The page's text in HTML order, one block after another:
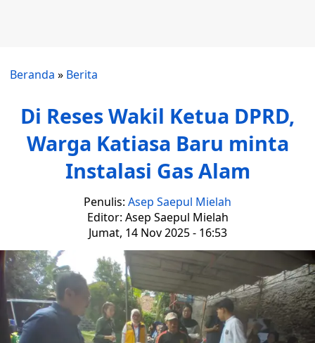
Beranda » Berita
Di Reses Wakil Ketua DPRD,
Warga Katiasa Baru minta
Instalasi Gas Alam
Penulis: Asep Saepul Mielah
Editor: Asep Saepul Mielah
Jumat, 14 Nov 2025 - 16:53